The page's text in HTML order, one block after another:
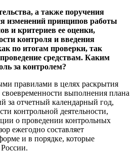
а также поручения
изменений принципов работы
и критериев ее оценки,
контроля и введения
по итогам проверки, так
средствам. Каким
за контролем?
правилами в целях раскрытия
выполнения плана
за отчетный календарный год,
контрольной деятельности,
о проведении контрольных
ежегодно составляет
и в порядке, которые